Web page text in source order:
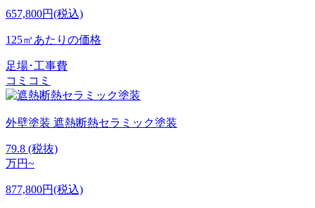
657,800円(税込)
125㎡あたりの価格
足場･工事費
コミコミ
外壁塗装 遮熱断熱セラミック塗装
79.8 (税抜)
万円~
877,800円(税込)